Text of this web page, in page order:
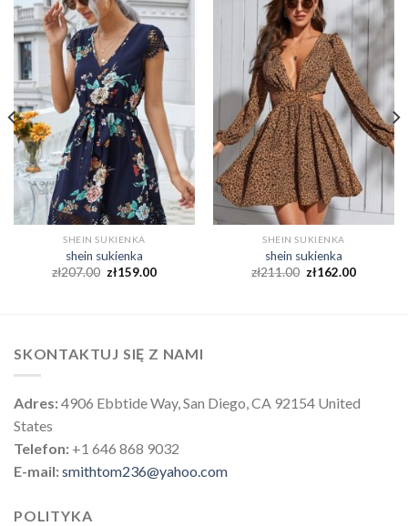
SHEIN SUKIENKA
shein sukienka
zł207.00 zł159.00
SHEIN SUKIENKA
shein sukienka
zł211.00 zł162.00
SKONTAKTUJ SIĘ Z NAMI
Adres:4906 Ebbtide Way, San Diego, CA 92154 United
States
Telefon: +1 646 868 9032
E-mail:smithtom236@yahoo.com
POLITYKA